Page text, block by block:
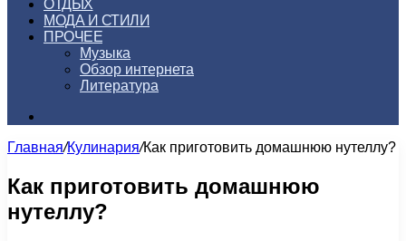
ОТДЫХ
МОДА И СТИЛИ
ПРОЧЕЕ
Музыка
Обзор интернета
Литература
Главная/Кулинария/Как приготовить домашнюю нутеллу?
Как приготовить домашнюю
нутеллу?